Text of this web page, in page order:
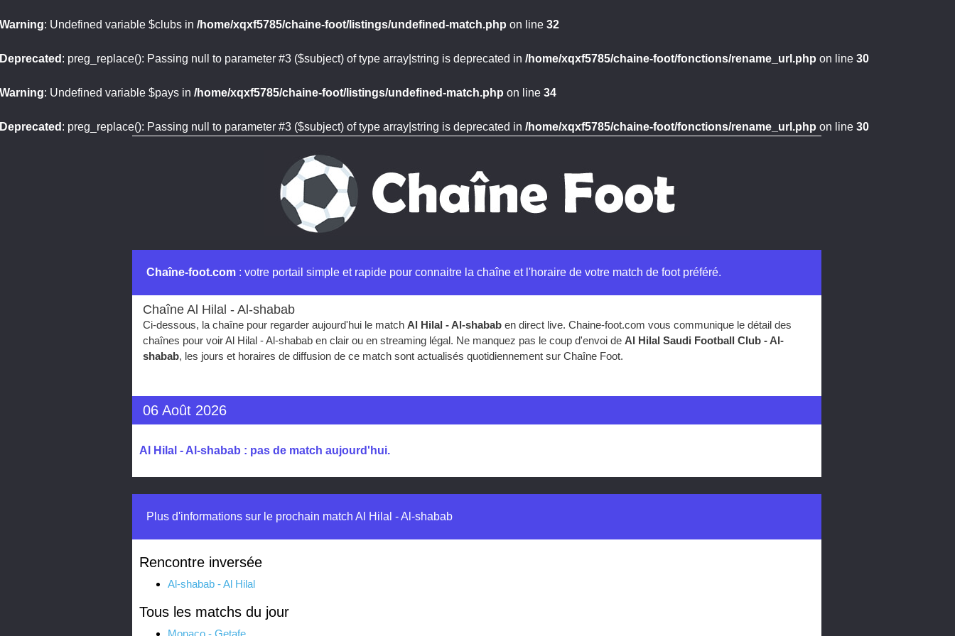
Warning: Undefined variable $clubs in /home/xqxf5785/chaine-foot/listings/undefined-match.php on line 32
Deprecated : preg_replace(): Passing null to parameter #3 ($subject) of type array|string is deprecated in /home/xqxf5785/chaine-foot/fonctions/rename_url.php on line 30
Warning: Undefined variable $pays in /home/xqxf5785/chaine-foot/listings/undefined-match.php on line 34
Deprecated : preg_replace(): Passing null to parameter #3 ($subject) of type array|string is deprecated in /home/xqxf5785/chaine-foot/fonctions/rename_url.php on line 30
Chaîne-foot.com : votre portail simple et rapide pour connaitre la chaîne et l'horaire de votre match de foot préféré.
Chaîne Al Hilal - Al-shabab
Ci-dessous, la chaîne pour regarder aujourd'hui le match Al Hilal - Al-shabab en direct live. Chaine-foot.com vous communique le détail des
chaînes pour voir Al Hilal - Al-shabab en clair ou en streaming légal. Ne manquez pas le coup d'envoi de Al Hilal Saudi Football Club - Al-
shabab, les jours et horaires de diffusion de ce match sont actualisés quotidiennement sur Chaîne Foot.
06 Août 2026
Al Hilal - Al-shabab : pas de match aujourd'hui.
Plus d'informations sur le prochain match Al Hilal - Al-shabab
Rencontre inversée
Al-shabab - Al Hilal
Tous les matchs du jour
Monaco - Getafe